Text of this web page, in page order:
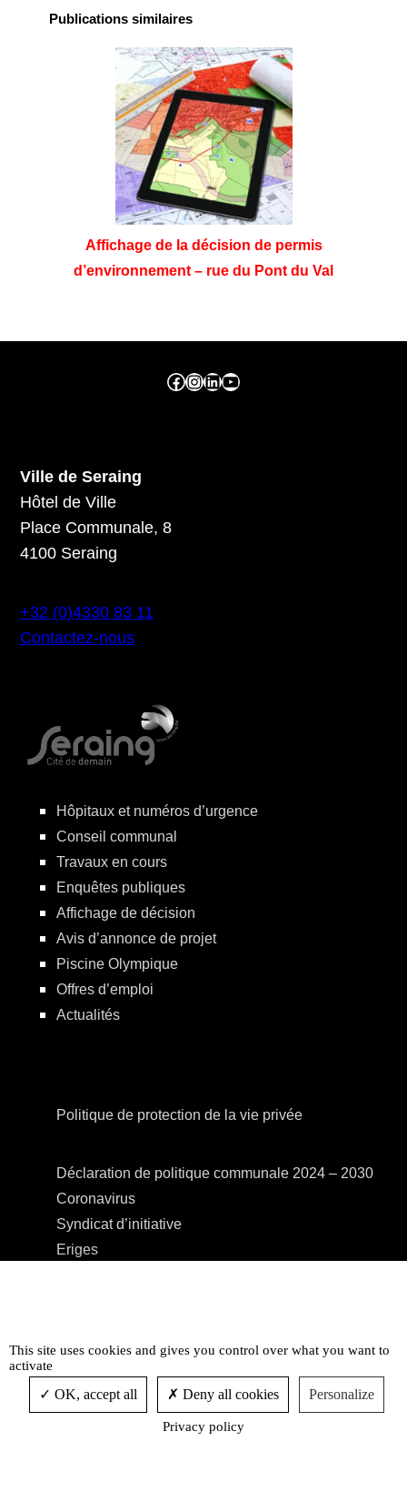
Publications similaires
Affichage de la décision de permis
d’environnement – rue du Pont du Val
Facebook ville de seraing Instragram ville de seraing linkedin – ville de seraing YouTube
Ville de Seraing
Hôtel de Ville
Place Communale, 8
4100 Seraing
+32 (0)4330 83 11
Contactez-nous
Hôpitaux et numéros d’urgence
Conseil communal
Travaux en cours
Enquêtes publiques
Affichage de décision
Avis d’annonce de projet
Piscine Olympique
Offres d’emploi
Actualités
Politique de protection de la vie privée
Déclaration de politique communale 2024 – 2030
Coronavirus
Syndicat d’initiative
Eriges
Accessibilité
This site uses cookies and gives you control over what you want to
activate
OK, accept all Deny all cookies Personalize
Privacy policy